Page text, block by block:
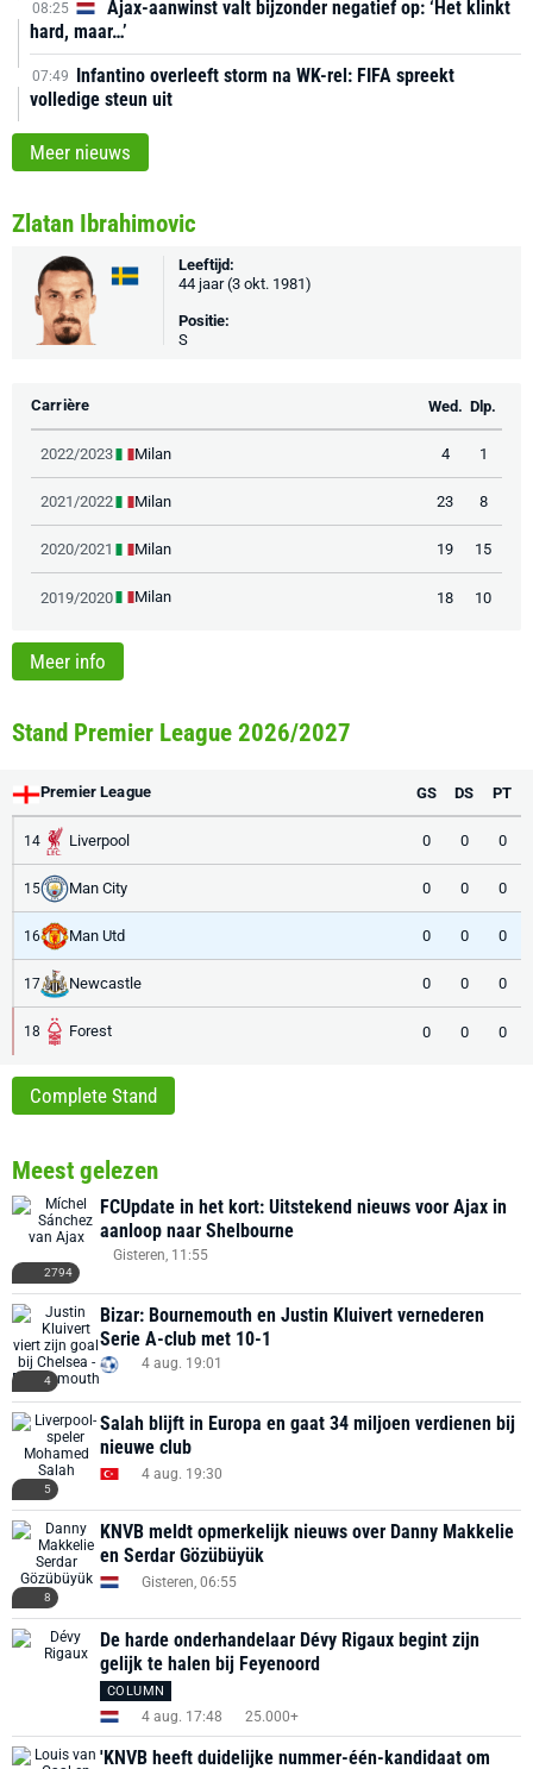
08:25
Ajax-aanwinst valt bijzonder negatief op: ‘Het klinkt
hard, maar…’
07:49 Infantino overleeft storm na WK-rel: FIFA spreekt
volledige steun uit
Meer nieuws
Zlatan Ibrahimovic
Leeftijd:
44 jaar (3 okt. 1981)
Positie:
S
Carrière Wed. Dlp.
2022/2023 Milan 4 1
2021/2022 Milan 23 8
2020/2021 Milan 19 15
2019/2020 Milan 18 10
Meer info
Stand Premier League 2026/2027
Premier League GS DS PT
14 Liverpool 0 0 0
15 Man City 0 0 0
16 Man Utd 0 0 0
17 Newcastle 0 0 0
18 Forest 0 0 0
Complete Stand
Meest gelezen
2794
FCUpdate in het kort: Uitstekend nieuws voor Ajax in
aanloop naar Shelbourne
Gisteren, 11:55
4
Bizar: Bournemouth en Justin Kluivert vernederen
Serie A-club met 10-1
4 aug. 19:01
5
Salah blijft in Europa en gaat 34 miljoen verdienen bij
nieuwe club
4 aug. 19:30
8
KNVB meldt opmerkelijk nieuws over Danny Makkelie
en Serdar Gözübüyük
Gisteren, 06:55
De harde onderhandelaar Dévy Rigaux begint zijn
gelijk te halen bij Feyenoord
COLUMN
4 aug. 17:48 25.000+
'KNVB heeft duidelijke nummer-één-kandidaat om